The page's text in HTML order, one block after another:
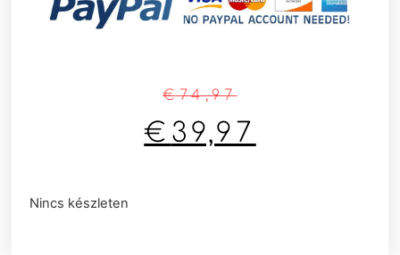
€74,97
€ 39,97
Nincs készleten